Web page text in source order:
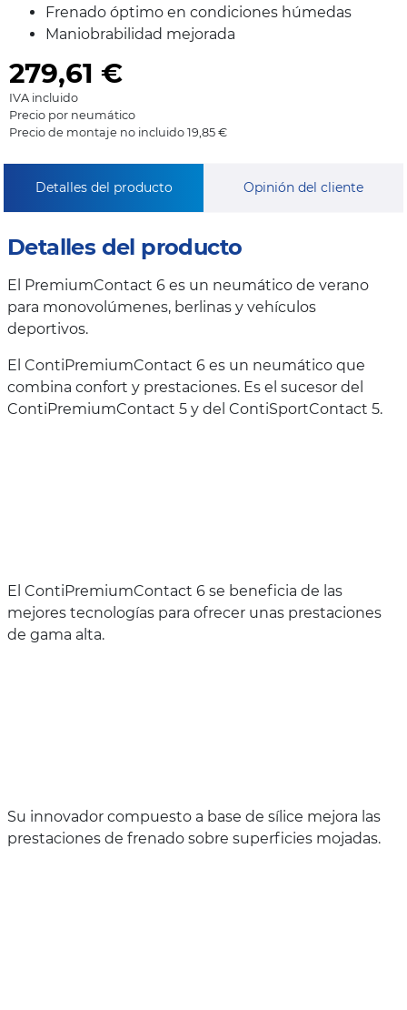
Frenado óptimo en condiciones húmedas
Maniobrabilidad mejorada
279,61 €
IVA incluido
Precio por neumático
Precio de montaje no incluido 19,85 €
Detalles del producto Opinión del cliente
Detalles del producto
El PremiumContact 6 es un neumático de verano
para monovolúmenes, berlinas y vehículos
deportivos.
El ContiPremiumContact 6 es un neumático que
combina confort y prestaciones. Es el sucesor del
ContiPremiumContact 5 y del ContiSportContact 5.
El ContiPremiumContact 6 se beneficia de las
mejores tecnologías para ofrecer unas prestaciones
de gama alta.
Su innovador compuesto a base de sílice mejora las
prestaciones de frenado sobre superficies mojadas.